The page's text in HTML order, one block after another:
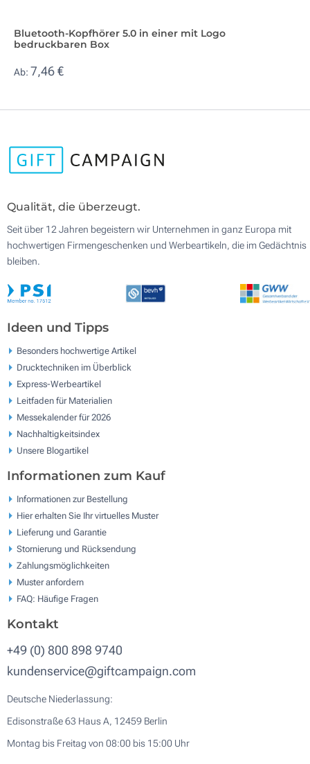
Bluetooth-Kopfhörer 5.0 in einer mit Logo
bedruckbaren Box
Ab: 7,46 €
Qualität, die überzeugt.
Seit über 12 Jahren begeistern wir Unternehmen in ganz Europa mit
hochwertigen Firmengeschenken und Werbeartikeln, die im Gedächtnis
bleiben.
Ideen und Tipps
Besonders hochwertige Artikel
Drucktechniken im Überblick
Express-Werbeartikel
Leitfaden für Materialien
Messekalender für 2026
Nachhaltigkeitsindex
Unsere Blogartikel
Informationen zum Kauf
Informationen zur Bestellung
Hier erhalten Sie Ihr virtuelles Muster
Lieferung und Garantie
Stornierung und Rücksendung
Zahlungsmöglichkeiten
Muster anfordern
FAQ: Häufige Fragen
Kontakt
+49 (0) 800 898 9740
kundenservice@giftcampaign.com
Deutsche Niederlassung:
Edisonstraße 63 Haus A, 12459 Berlin
Montag bis Freitag von 08:00 bis 15:00 Uhr